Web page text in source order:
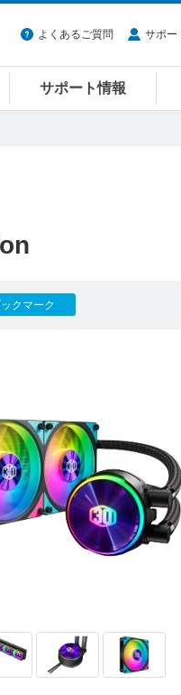
よくあるご質問 サポー
サポート情報
クマーク